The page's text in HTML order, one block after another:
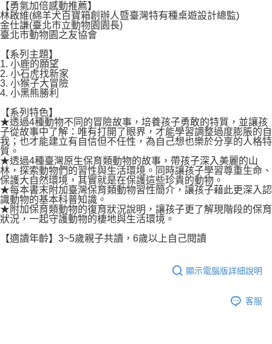
【勇氣加倍感動推薦】
林啟維(綿羊犬百寶箱創辦人暨臺灣特有種桌遊設計總監)
金仕謙(臺北市立動物園園長)
臺北市動物園之友協會
【系列主題】
1. 小鹿的願望
2. 小石虎找新家
3. 小猴子大冒險
4. 小黑熊勝利
【系列特色】
★透過4種動物不同的冒險故事，培養孩子勇敢的特質，並讓孩
子從故事中了解：唯有打開了眼界，才能學習調整過度膨脹的自
我；也才能建立有自信但不任性，為自己想也樂於分享的人格特
質。
★透過4種臺灣原生保育類動物的故事，帶孩子深入美麗的山
林，探索動物們的習性與生活環境。同時讓孩子學習尊重生命、
保護大自然環境，其實就是在保護這些珍貴的動物。
★每本書末附加臺灣保育類動物習性簡介，讓孩子藉此更深入認
識動物的基本科普知識。
★附加保育類動物的復育狀況說明，讓孩子更了解現階段的保育
狀況，一起守護動物的棲地與生活環境。
【適讀年齡】3~5歲親子共讀，6歲以上自己閱讀
顯示電腦版詳細說明
客服